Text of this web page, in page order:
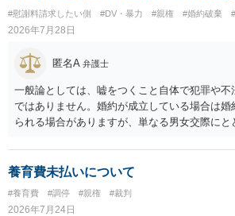
#慰謝料請求したい側 #DV・暴力 #親権 #婚約破棄
2026年7月28日
匿名A 弁護士
一般論としては、嘘をつくこと自体で犯罪や不
ではありません。婚約が成立している場合は婚
られる場合がありますが、単なる男女交際に
慰謝料は生じないことが多いと思われます。
が、仮に交際を進めたとしても後に相手を信
高かったということですので、むしろ結婚し
って、交際を終わらせるのがよいと思います。
養育費未払いについて
#養育費 #調停 #親権 #裁判
2026年7月24日